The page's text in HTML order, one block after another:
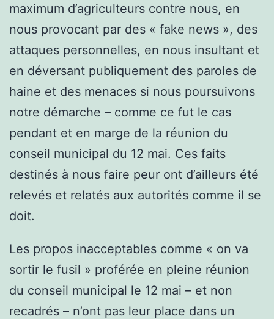
maximum d’agriculteurs contre nous, en
nous provocant par des « fake news », des
attaques personnelles, en nous insultant et
en déversant publiquement des paroles de
haine et des menaces si nous poursuivons
notre démarche – comme ce fut le cas
pendant et en marge de la réunion du
conseil municipal du 12 mai. Ces faits
destinés à nous faire peur ont d’ailleurs été
relevés et relatés aux autorités comme il se
doit.
Les propos inacceptables comme « on va
sortir le fusil » proférée en pleine réunion
du conseil municipal le 12 mai – et non
recadrés – n’ont pas leur place dans un